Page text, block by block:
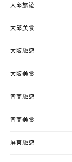
大邱旅遊
大邱美食
大阪旅遊
大阪美食
宜蘭旅遊
宜蘭美食
屏東旅遊